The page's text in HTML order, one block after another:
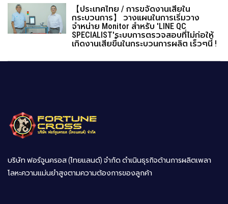
【ประเทศไทย / การขจัดงานเสียใน
กระบวนการ】 วางแผนในการเริ่มวาง
จำหน่าย Monitor สำหรับ 'LINE QC
SPECIALIST'ระบบการตรวจสอบที่ไม่ก่อให้
เกิดงานเสียขึ้นในกระบวนการผลิต เร็วๆนี้ !
บริษัท ฟอร์จูนครอส (ไทยแลนด์) จำกัด ดำเนินธุรกิจด้านการผลิตเพลา
โลหะความแม่นยำสูงตามความต้องการของลูกค้า